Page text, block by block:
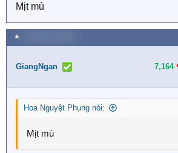
Mịt mù
★
GiangNgan 7,164
Hoa Nguyệt Phụng nói:
Mịt mù